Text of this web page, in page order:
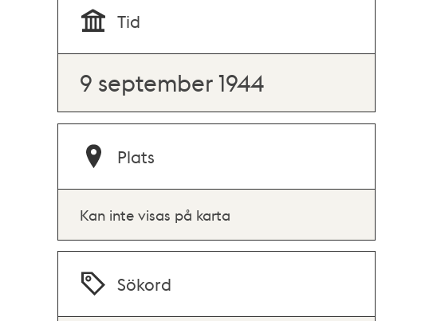
Tid
9 september 1944
Plats
Kan inte visas på karta
Sökord